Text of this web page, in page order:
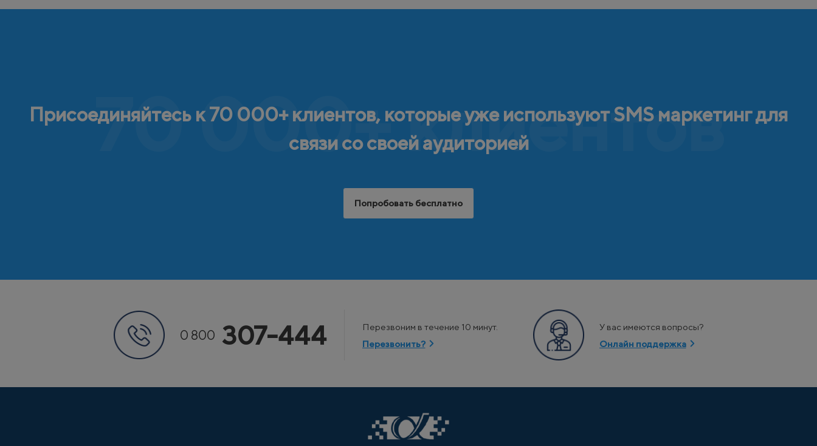
70 000+ клиентов
Присоединяйтесь к 70 000+ клиентов, которые уже используют SMS маркетинг для
связи со своей аудиторией
Попробовать бесплатно
0 800 307-444
Перезвоним в течение 10 минут.
Перезвонить?
У вас имеются вопросы?
Онлайн поддержка